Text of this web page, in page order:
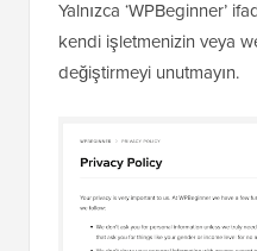
Yalnızca ‘WPBeginner’
kendi işletmenizin veya
değiştirmeyi unutmayın.